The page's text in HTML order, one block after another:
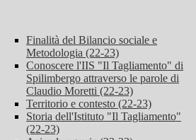
Finalità del Bilancio sociale e
Metodologia (22-23)
Conoscere l'IIS "Il Tagliamento" di
Spilimbergo attraverso le parole di
Claudio Moretti (22-23)
Territorio e contesto (22-23)
Storia dell'Istituto "Il Tagliamento"
(22-23)